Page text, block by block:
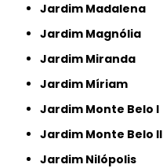
Jardim Madalena
Jardim Magnólia
Jardim Miranda
Jardim Míriam
Jardim Monte Belo I
Jardim Monte Belo II
Jardim Nilópolis